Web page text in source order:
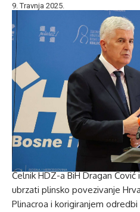
9. Travnja 2025.
Čelnik HDZ-a BiH Dragan
ubrzati plinsko povezivanje
Plinacroa i korigiranjem